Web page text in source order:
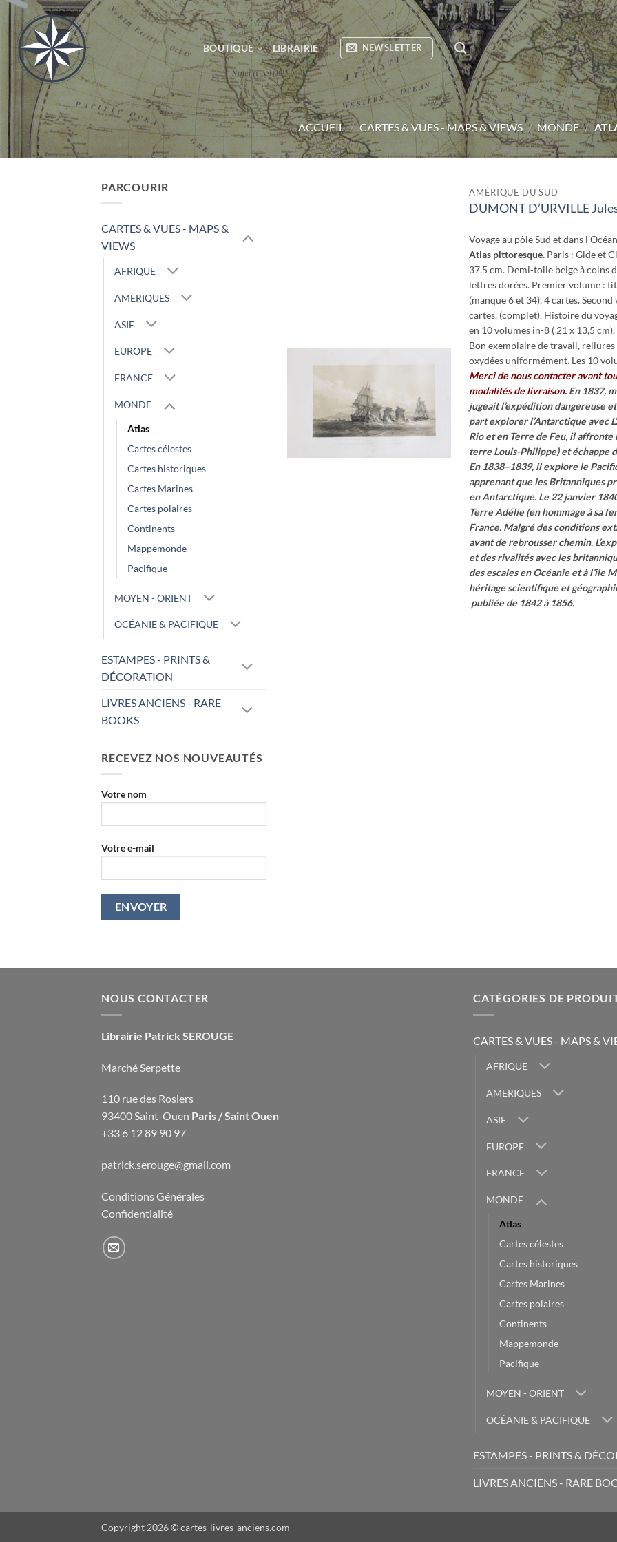
Passer
contenu
BOUTIQUE LIBRAIRIE NEWSLETTER
ACCUEIL / CARTES & VUES - MAPS & VIEWS / MONDE /
PARCOURIR
CARTES & VUES - MAPS &
VIEWS
AFRIQUE
AMERIQUES
ASIE
EUROPE
FRANCE
MONDE
Atlas
Cartes célestes
Cartes historiques
Cartes Marines
Cartes polaires
Continents
Mappemonde
Pacifique
MOYEN - ORIENT
OCÉANIE & PACIFIQUE
ESTAMPES - PRINTS &
DÉCORATION
LIVRES ANCIENS - RARE
BOOKS
RECEVEZ NOS NOUVEAUTÉS
Votre nom
Votre e-mail
AMÉRIQUE DU SUD
DUMONT D’URVILLE
Voyage au pôle Sud et dans
Atlas pittoresque. Paris : Gide et
37,5 cm. Demi-toile beige à coins
lettres dorées. Premier volume :
(manque 6 et 34), 4 cartes.
cartes. (complet). Histoire du
en 10 volumes in-8 ( 21 x 13,5
Bon exemplaire de travail,
oxydées uniformément. Les 10
Merci de nous contacter avant
modalités de livraison. En 1837,
jugeait l’expédition dangereuse
part explorer l’Antarctique avec
Rio et en Terre de Feu, il
terre Louis-Philippe) et échappe
En 1838–1839, il explore le
apprenant que les Britanniques
en Antarctique. Le 22 janvier
Terre Adélie (en hommage à sa
France. Malgré des conditions
avant de rebrousser chemin.
et des rivalités avec les
des escales en Océanie et à l’île
héritage scientifique et
publiée de 1842 à 1856.
NOUS CONTACTER
Librairie Patrick SEROUGE
Marché Serpette
110 rue des Rosiers
93400 Saint-Ouen Paris / Saint Ouen
+33 6 12 89 90 97
patrick.serouge@gmail.com
Conditions Générales
Confidentialité
CATÉGORIES DE
CARTES & VUES - MAPS &
AFRIQUE
AMERIQUES
ASIE
EUROPE
FRANCE
MONDE
Atlas
Cartes célestes
Cartes historiques
Cartes Marines
Cartes polaires
Continents
Mappemonde
Pacifique
MOYEN - ORIENT
OCÉANIE & PACIFIQUE
ESTAMPES - PRINTS &
LIVRES ANCIENS - RARE
Copyright 2026 © cartes-livres-anciens.com